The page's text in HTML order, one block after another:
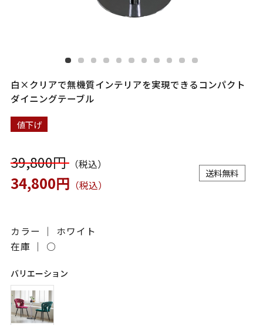
白×クリアで無機質インテリアを実現できるコンパクト
ダイニングテーブル
値下げ
39,800円（税込）
34,800円 （税込）
送料無料
カラー ｜ ホワイト
在庫 ｜ ○
バリエーション